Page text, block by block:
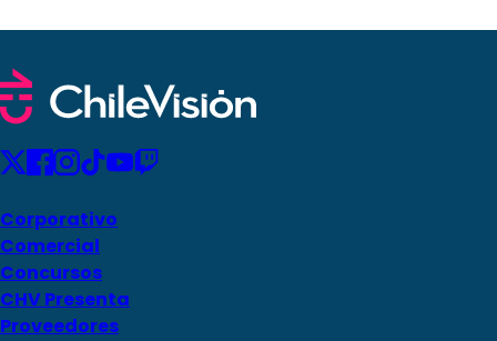
Corporativo
Comercial
Concursos
CHV Presenta
Proveedores